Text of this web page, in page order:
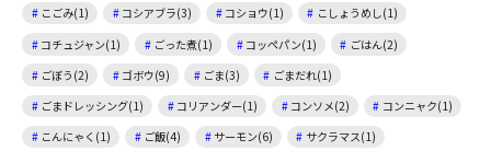
こごみ(1)
コシアブラ(3) コショウ(1)
こしょうめし(1)
コチュジャン(1)
ごった煮(1) コッペパン(1)
ごはん(2)
ごぼう(2)
ゴボウ(9) ごま(3)
ごまだれ(1)
ごまドレッシング(1)
コリアンダー(1) コンソメ(2)
コンニャク(1)
こんにゃく(1)
ご飯(4) サーモン(6)
サクラマス(1)